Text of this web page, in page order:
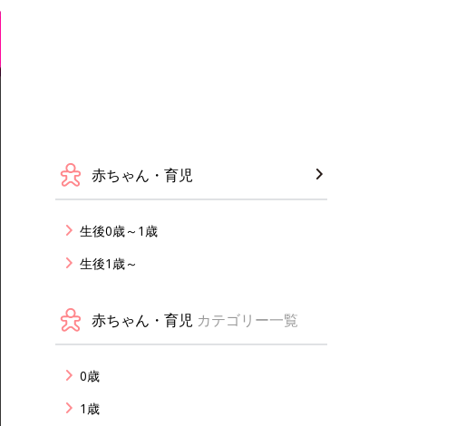
赤ちゃん・育児
生後0歳～1歳
生後1歳～
赤ちゃん・育児 カテゴリー一覧
0歳
1歳